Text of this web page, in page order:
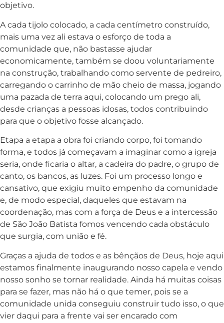
objetivo.
A cada tijolo colocado, a cada centímetro construído,
mais uma vez ali estava o esforço de toda a
comunidade que, não bastasse ajudar
economicamente, também se doou voluntariamente
na construção, trabalhando como servente de pedreiro,
carregando o carrinho de mão cheio de massa, jogando
uma pazada de terra aqui, colocando um prego ali,
desde crianças a pessoas idosas, todos contribuindo
para que o objetivo fosse alcançado.
Etapa a etapa a obra foi criando corpo, foi tomando
forma, e todos já começavam a imaginar como a igreja
seria, onde ficaria o altar, a cadeira do padre, o grupo de
canto, os bancos, as luzes. Foi um processo longo e
cansativo, que exigiu muito empenho da comunidade
e, de modo especial, daqueles que estavam na
coordenação, mas com a força de Deus e a intercessão
de São João Batista fomos vencendo cada obstáculo
que surgia, com união e fé.
Graças a ajuda de todos e as bênçãos de Deus, hoje aqui
estamos finalmente inaugurando nosso capela e vendo
nosso sonho se tornar realidade. Ainda há muitas coisas
para se fazer, mas não há o que temer, pois se a
comunidade unida conseguiu construir tudo isso, o que
vier daqui para a frente vai ser encarado com